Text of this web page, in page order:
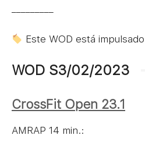
Este WOD está
WOD S3/02/2023
CrossFit Open 23.1
AMRAP 14 min.: